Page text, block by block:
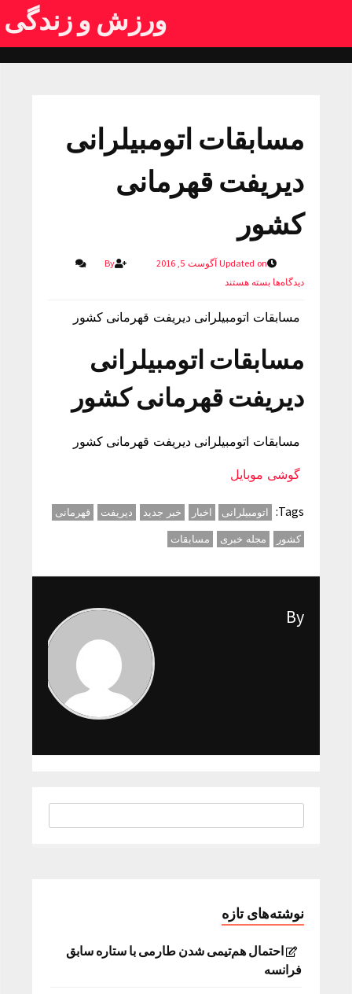
ورزش و زندگی
مسابقات اتومبیلرانی
دیریفت قهرمانی
کشور
Updated on آگوست 5, 2016
By
دیدگاه‌هابسته هستند
مسابقات اتومبیلرانی دیریفت قهرمانی کشور
مسابقات اتومبیلرانی
دیریفت قهرمانی کشور
مسابقات اتومبیلرانی دیریفت قهرمانی کشور
گوشی موبایل
Tags: اتومبیلرانی اخبار خبر جدید دیریفت
قهرمانی
کشور
مجله خبری مسابقات
By
نوشته‌های تازه
احتمال هم‌تیمی شدن طارمی با ستاره سابق
فرانسه